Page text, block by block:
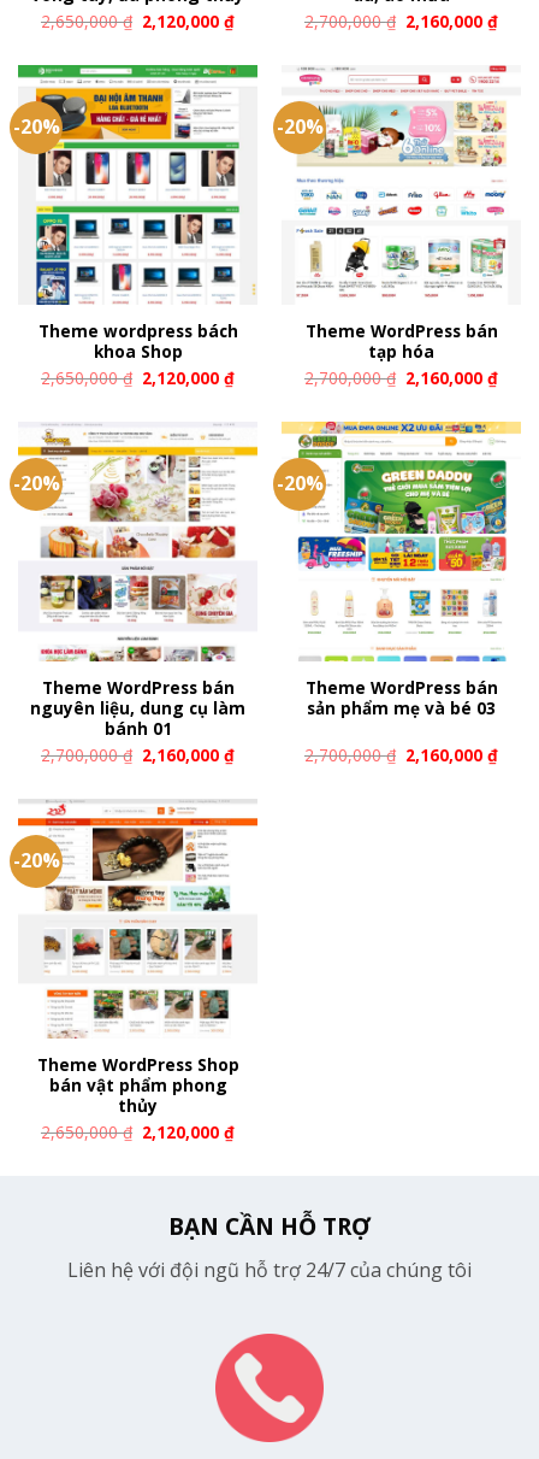
2,650,000₫ 2,120,000₫
2,700,000₫ 2,160,000₫
-20%
Theme wordpress bách
khoa Shop
2,650,000₫ 2,120,000₫
-20%
Theme WordPress bán
tạp hóa
2,700,000₫ 2,160,000₫
-20%
Theme WordPress bán
nguyên liệu, dung cụ làm
bánh 01
2,700,000₫ 2,160,000₫
-20%
Theme WordPress bán
sản phẩm mẹ và bé 03
2,700,000₫ 2,160,000₫
-20%
Theme WordPress Shop
bán vật phẩm phong
thủy
2,650,000₫ 2,120,000₫
BẠN CẦN HỖ TRỢ
Liên hệ với đội ngũ hỗ trợ 24/7 của chúng tôi